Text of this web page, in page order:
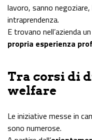
lavoro, sanno
intraprendenza.
E trovano nell’azienda
propria esperienza
Tra corsi di
welfare
Le iniziative messe in
sono numerose.